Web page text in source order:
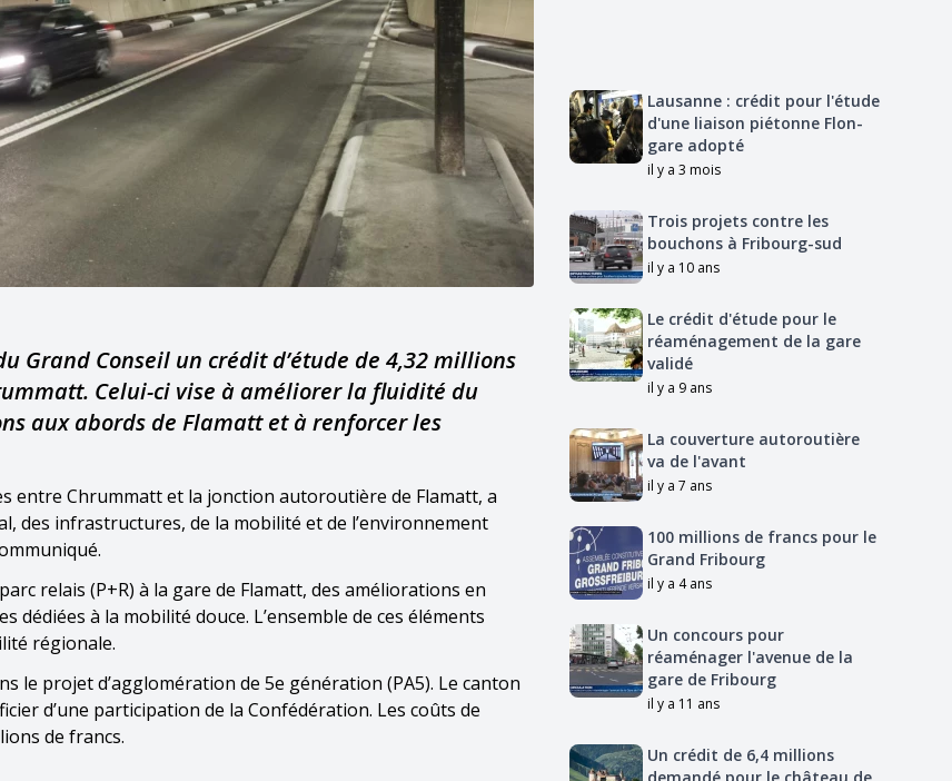
Grand Conseil un crédit d’étude de 4,32 millions
Celui-ci vise à améliorer la fluidité du
aux abords de Flamatt et à renforcer les
entre Chrummatt et la jonction autoroutière de Flamatt, a
des infrastructures, de la mobilité et de l’environnement
relais (P+R) à la gare de Flamatt, des améliorations en
à la mobilité douce. L’ensemble de ces éléments
régionale.
le projet d’agglomération de 5e génération (PA5). Le canton
d’une participation de la Confédération. Les coûts de
de francs.
Lausanne : crédit pour l'étude
d'une liaison piétonne Flon-
gare adopté
il y a 3 mois
Trois projets contre les
bouchons à Fribourg-sud
il y a 10 ans
Le crédit d'étude pour le
réaménagement de la gare
validé
il y a 9 ans
La couverture autoroutière
va de l'avant
il y a 7 ans
100 millions de francs pour le
Grand Fribourg
il y a 4 ans
Un concours pour
réaménager l'avenue de la
gare de Fribourg
il y a 11 ans
Un crédit de 6,4 millions